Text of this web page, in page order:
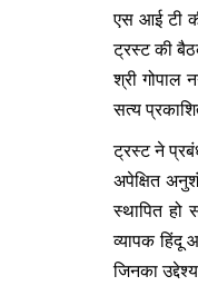
एस आई टी
ट्रस्ट की
श्री गोपाल
सत्य
ट्रस्ट ने
अपेक्षित
स्थापित हो
व्यापक
जिनका